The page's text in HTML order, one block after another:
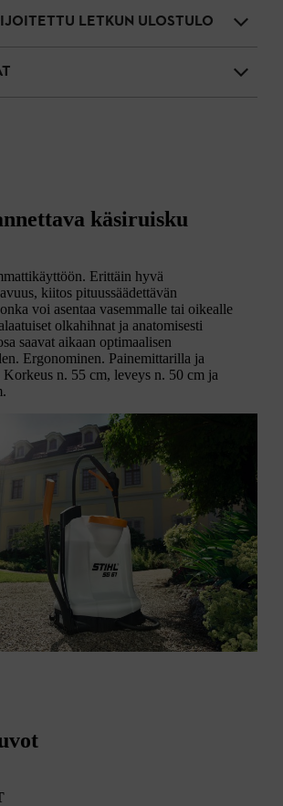
LETKUN ULOSTULO
käsiruisku
Erittäin hyvä
kiitos pituussäädettävän
voi asentaa vasemmalle tai oikealle
olkahihnat ja anatomisesti
saavat aikaan optimaalisen
Ergonominen. Painemittarilla ja
n. 55 cm, leveys n. 50 cm ja